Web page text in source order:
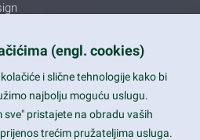
more...
(engl. cookies)
i slične tehnologije kako bi
najbolju moguću uslugu.
sve" pristajete na obradu vaših
trećim pružateljima usluga.